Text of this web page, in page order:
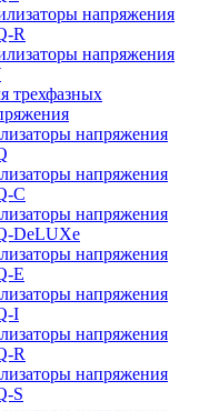
напряжения
R
напряжения
трехфазных
напряжения
напряжения
C
напряжения
DeLUXe
напряжения
E
напряжения
I
напряжения
R
напряжения
S